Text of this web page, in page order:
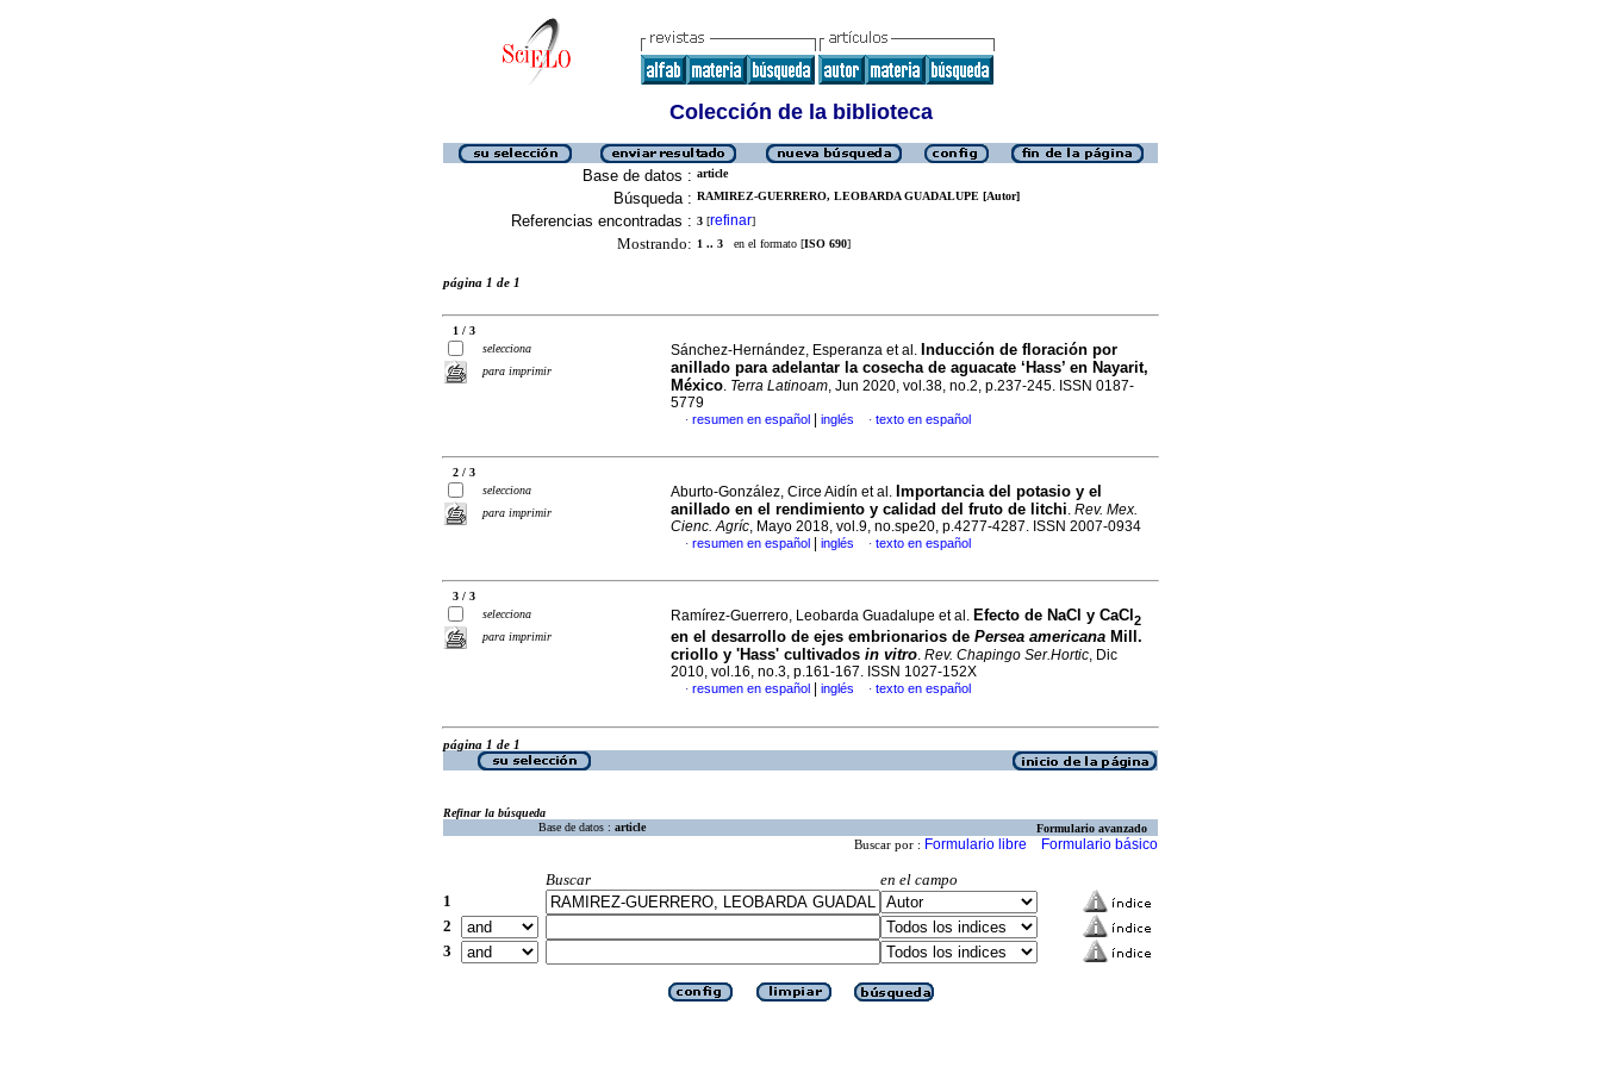
Colección de la biblioteca
Base de datos : article
Búsqueda : RAMIREZ-GUERRERO, LEOBARDA GUADALUPE [Autor]
Referencias encontradas : 3 [refinar]
Mostrando: 1 .. 3 en el formato [ISO 690]
página 1 de 1
1 / 3
selecciona
para imprimir
Sánchez-Hernández, Esperanza et al. Inducción de floración por
anillado para adelantar la cosecha de aguacate ‘Hass’ en Nayarit,
México. Terra Latinoam, Jun 2020, vol.38, no.2, p.237-245. ISSN 0187-
5779
· resumen en español inglés · texto en español
2 / 3
selecciona
para imprimir
Aburto-González, Circe Aidín et al. Importancia del potasio y el
anillado en el rendimiento y calidad del fruto de litchi. Rev. Mex.
Cienc. Agríc, Mayo 2018, vol.9, no.spe20, p.4277-4287. ISSN 2007-0934
· resumen en español inglés · texto en español
3 / 3
selecciona
para imprimir
Ramírez-Guerrero, Leobarda Guadalupe et al. Efecto de NaCl y CaCl 2
en el desarrollo de ejes embrionarios de Persea americana Mill.
criollo y 'Hass' cultivados in vitro Rev. Chapingo Ser.Hortic , Dic
2010, vol.16, no.3, p.161-167. ISSN 1027-152X
· resumen en español | inglés · texto en español
página 1 de 1
Refinar la búsqueda
Base de datos : article Formulario avanzado
Buscar por : Formulario libre Formulario básico
Buscar
en el campo
1
2
3